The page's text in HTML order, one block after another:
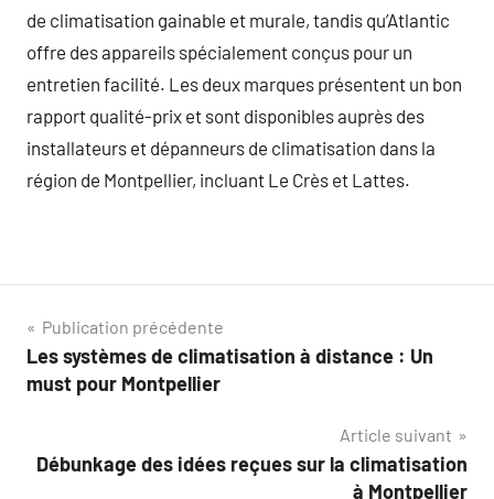
de climatisation gainable et murale, tandis qu’Atlantic
offre des appareils spécialement conçus pour un
entretien facilité. Les deux marques présentent un bon
rapport qualité-prix et sont disponibles auprès des
installateurs et dépanneurs de climatisation dans la
région de Montpellier, incluant Le Crès et Lattes.
Navigation
de
Publication précédente
Les systèmes de climatisation à distance : Un
must pour Montpellier
Article suivant
Débunkage des idées reçues sur la climatisation
à Montpellier